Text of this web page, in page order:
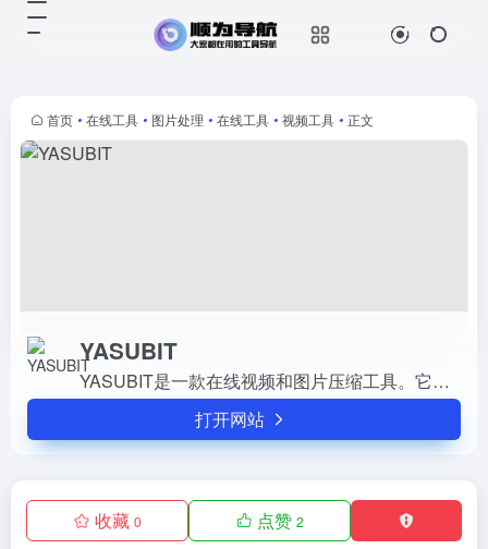
首页 • 在线工具 • 图片处理 • 在线工具 • 视频工具 • 正文
YASUBIT
YASUBIT是一款在线视频和图片压缩工具。它支持MP4、MOV、MKV和M4V等视频格式以及JPEG、PNG、TIFF、GIF等图片格式的压缩。对于图片压缩，免费版每次可上传20张图片，每张图片大小限...
打开网站
收藏 0 点赞 2
和M4V等视频格式以及JPEG、
PNG、TIFF、GIF等图片格式的压
缩。对于图片压缩...